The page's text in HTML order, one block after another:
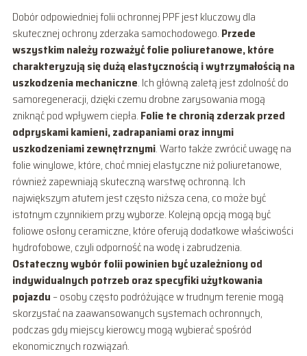
Dobór odpowiedniej folii ochronnej PPF jest kluczowy dla
skutecznej ochrony zderzaka samochodowego. Przede
wszystkim należy rozważyć folie poliuretanowe, które
charakteryzują się dużą elastycznością i wytrzymałością na
uszkodzenia mechaniczne. Ich główną zaletą jest zdolność do
samoregeneracji, dzięki czemu drobne zarysowania mogą
zniknąć pod wpływem ciepła. Folie te chronią zderzak przed
odpryskami kamieni, zadrapaniami oraz innymi
uszkodzeniami zewnętrznymi. Warto także zwrócić uwagę na
folie winylowe, które, choć mniej elastyczne niż poliuretanowe,
również zapewniają skuteczną warstwę ochronną. Ich
największym atutem jest często niższa cena, co może być
istotnym czynnikiem przy wyborze. Kolejną opcją mogą być
foliowe osłony ceramiczne, które oferują dodatkowe właściwości
hydrofobowe, czyli odporność na wodę i zabrudzenia.
Ostateczny wybór folii powinien być uzależniony od
indywidualnych potrzeb oraz specyfiki użytkowania
pojazdu – osoby często podróżujące w trudnym terenie mogą
skorzystać na zaawansowanych systemach ochronnych,
podczas gdy miejscy kierowcy mogą wybierać spośród
ekonomicznych rozwiązań.